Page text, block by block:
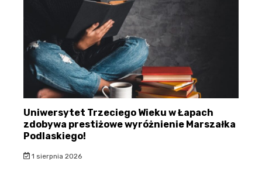
Uniwersytet Trzeciego Wieku w Łapach
zdobywa prestiżowe wyróżnienie Marszałka
Podlaskiego!
1 sierpnia 2026